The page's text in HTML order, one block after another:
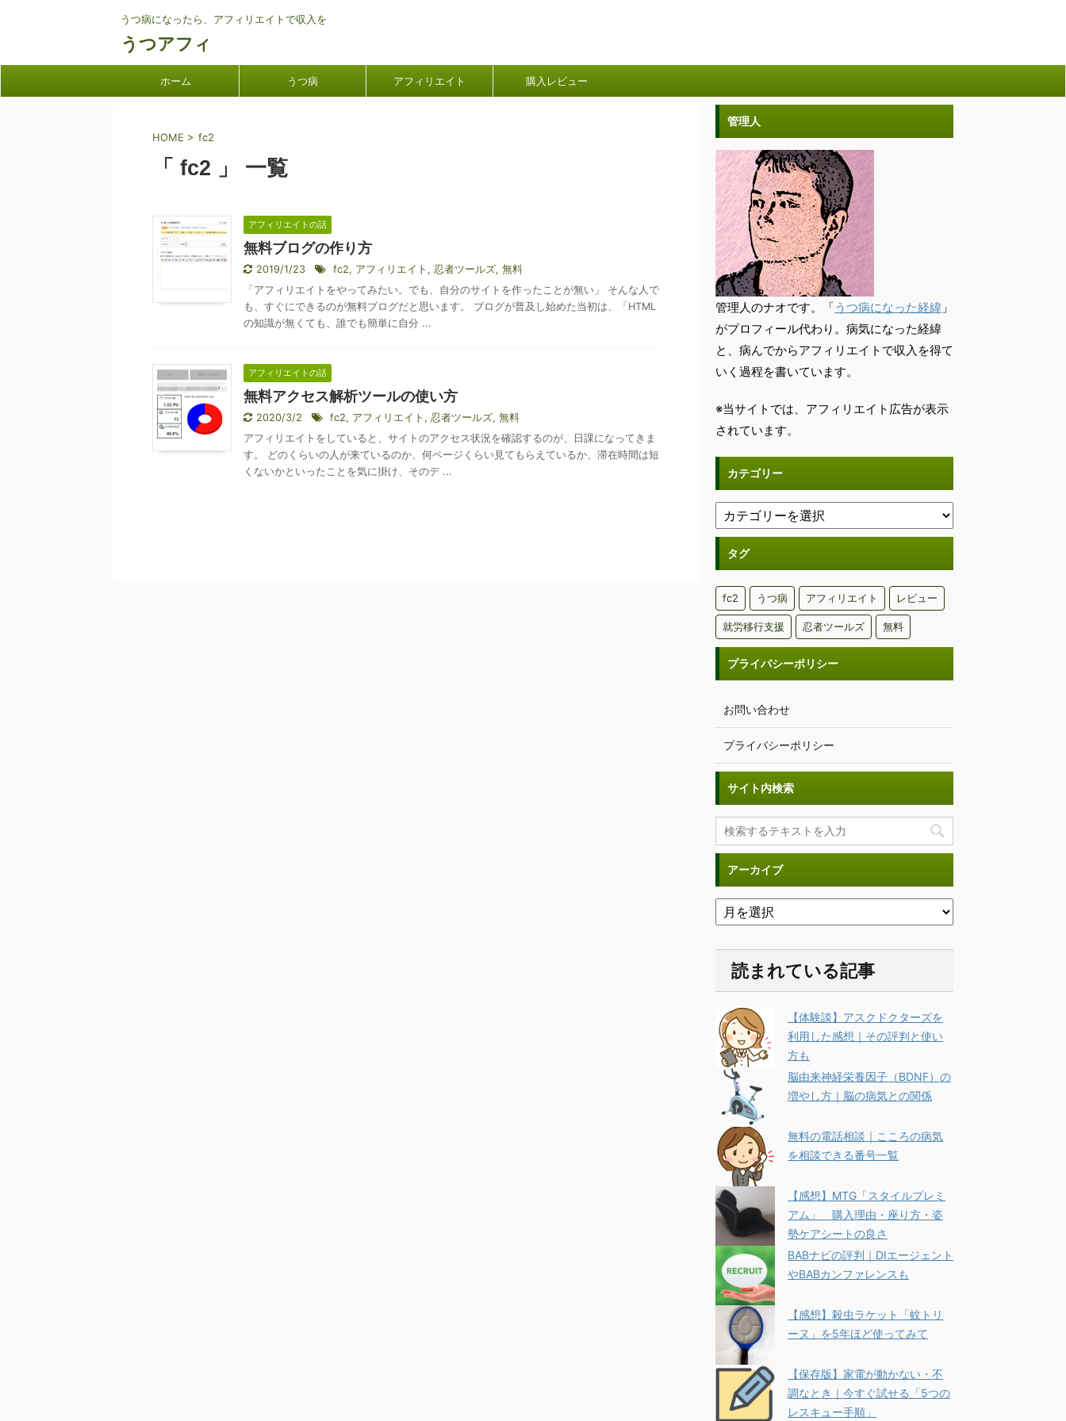
うつ病になったら、アフィリエイトで収入を
うつアフィ
ホーム うつ病 アフィリエイト 購入レビュー
HOME > fc2
「 fc2 」 一覧
アフィリエイトの話
無料ブログの作り方
2019/1/23 fc2, アフィリエイト , 忍者ツールズ, 無料
「アフィリエイトをやってみたい。でも、自分のサイトを作ったことが無い」 そんな人で
も、すぐにできるのが無料ブログだと思います。 ブログが普及し始めた当初は、「HTML
の知識が無くても、誰でも簡単に自分 ...
アフィリエイトの話
無料アクセス解析ツールの使い方
2020/3/2 fc2, アフィリエイト , 忍者ツールズ, 無料
アフィリエイトをしていると、サイトのアクセス状況を確認するのが、日課になってきま
す。 どのくらいの人が来ているのか、何ページくらい見てもらえているか、滞在時間は短
くないかといったことを気に掛け、そのデ ...
管理人
管理人のナオです。「うつ病になった経緯 」
がプロフィール代わり。病気になった経緯
と、病んでからアフィリエイトで収入を得て
いく過程を書いています。
※当サイトでは、アフィリエイト広告が表示
されています。
カテゴリー
タグ
fc2 うつ病 アフィリエイト レビュー
就労移行支援 忍者ツールズ 無料
プライバシーポリシー
お問い合わせ
プライバシーポリシー
サイト内検索
アーカイブ
読まれている記事
【体験談】アスクドクターズを
利用した感想｜その評判と使い
方も
脳由来神経栄養因子（BDNF）の
増やし方｜脳の病気との関係
無料の電話相談｜こころの病気
を相談できる番号一覧
【感想】MTG「スタイルプレミ
アム」 購入理由・座り方・姿
勢ケアシートの良さ
BABナビの評判｜DIエージェント
やBABカンファレンスも
【感想】殺虫ラケット「蚊トリ
ーヌ」を5年ほど使ってみて
【保存版】家電が動かない・不
調なとき｜今すぐ試せる「5つの
レスキュー手順」